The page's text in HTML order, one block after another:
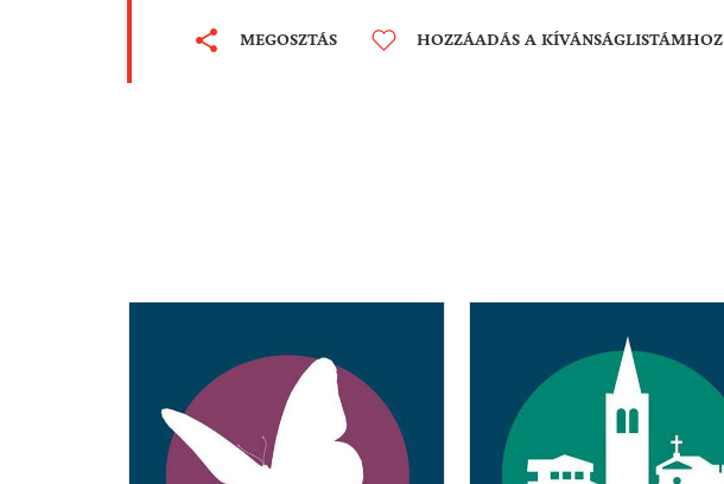
MEGOSZTÁS HOZZÁADÁS A KÍVÁNSÁGLISTÁMHOZ